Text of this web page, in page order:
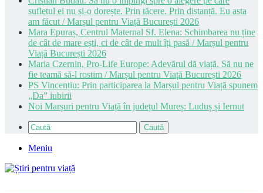
sufletul ei nu și-o dorește. Prin tăcere. Prin distanță. Eu asta
am făcut / Marșul pentru Viață București 2026
Mara Epuraș, Centrul Maternal Sf. Elena: Schimbarea nu ține
de cât de mare ești, ci de cât de mult îți pasă / Marșul pentru
Viață București 2026
Maria Czernin, Pro-Life Europe: Adevărul dă viață. Să nu ne
fie teamă să-l rostim / Marșul pentru Viață București 2026
PS Vincențiu: Prin participarea la Marșul pentru Viață spunem
„Da” iubirii
Noi Marșuri pentru Viață în județul Mureș: Luduș și Iernut
Caută
Meniu